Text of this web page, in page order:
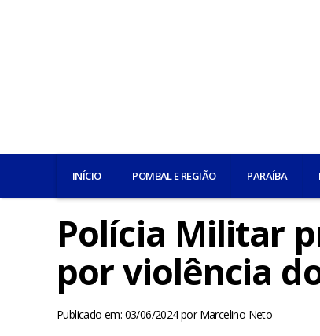
INÍCIO POMBAL E REGIÃO PARAÍBA
Polícia Militar
por violência
Publicado em: 03/06/2024porMarcelino Neto